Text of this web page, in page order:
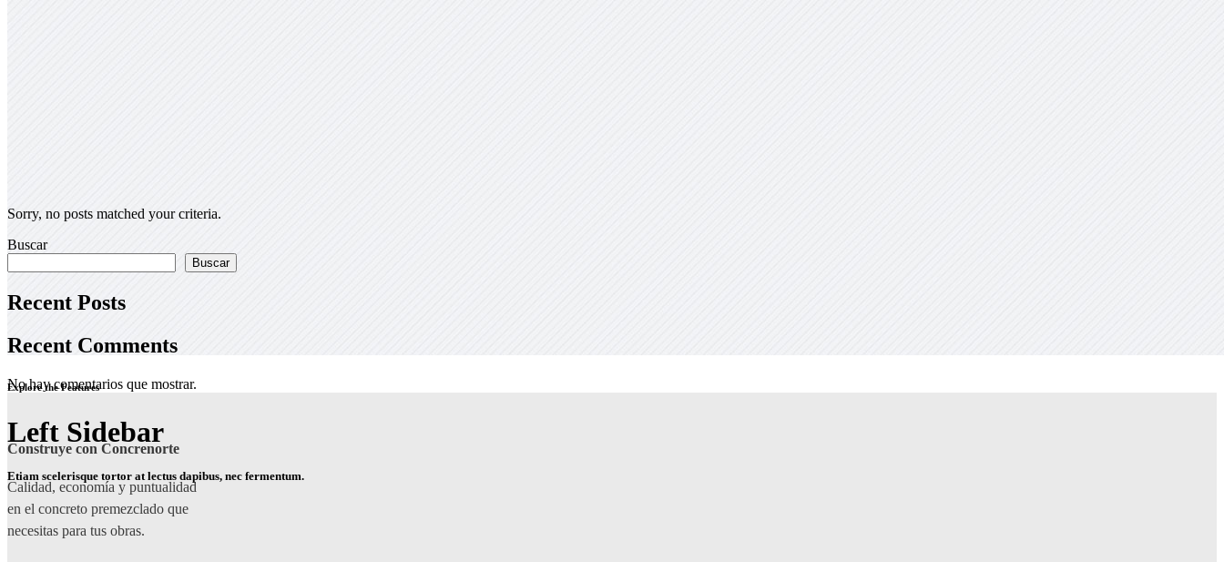
Explore the Features
Left Sidebar
Etiam scelerisque tortor at lectus dapibus, nec fermentum.
Sorry, no posts matched your criteria.
Buscar
Buscar
Recent Posts
Recent Comments
No hay comentarios que mostrar.
Construye con Concrenorte
Calidad, economía y puntualidad
en el concreto premezclado que
necesitas para tus obras.